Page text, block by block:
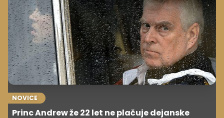
NOVICE
Princ Andrew že 22 let ne plačuje dejanske